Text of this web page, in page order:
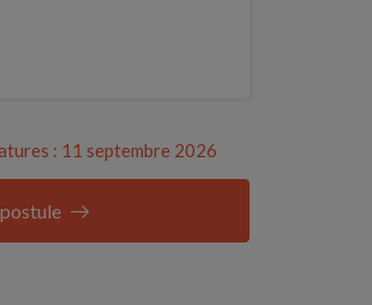
: 11 septembre 2026
postule